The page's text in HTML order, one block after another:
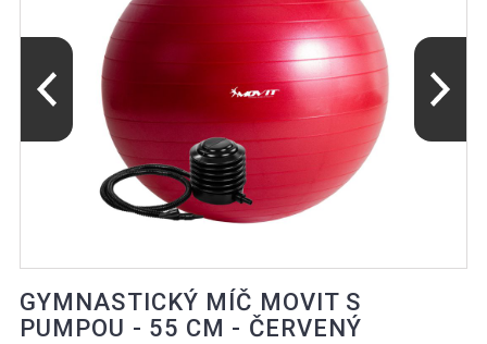
GYMNASTICKÝ MÍČ MOVIT S
PUMPOU - 55 CM - ČERVENÝ